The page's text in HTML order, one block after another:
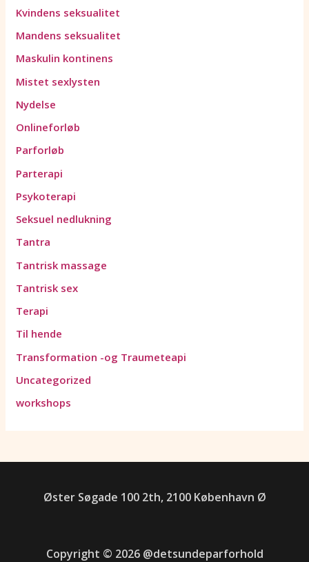
Kvindens seksualitet
Mandens seksualitet
Maskulin kontinens
Mistet sexlysten
Nydelse
Onlineforløb
Parforløb
Parterapi
Psykoterapi
Seksuel nedlukning
Tantra
Tantrisk massage
Tantrisk sex
Terapi
Til hende
Transformation -og Traumeteapi
Uncategorized
workshops
Øster Søgade 100 2th, 2100 København Ø
Copyright © 2026 @detsundeparforhold